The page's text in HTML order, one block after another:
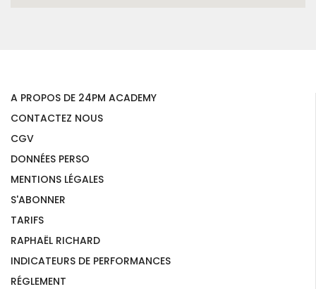
A PROPOS DE 24PM ACADEMY
CONTACTEZ NOUS
CGV
DONNÉES PERSO
MENTIONS LÉGALES
S'ABONNER
TARIFS
RAPHAËL RICHARD
INDICATEURS DE PERFORMANCES
RÉGLEMENT